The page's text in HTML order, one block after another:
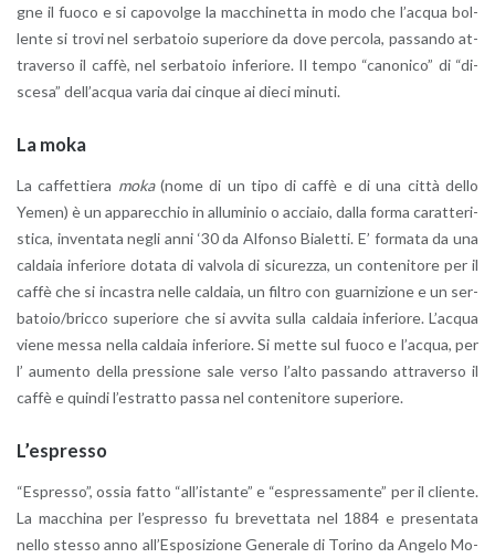
gne il fuoco e si ca­po­vol­ge la mac­chi­net­ta in modo che l’ac­qua bol­
len­te si trovi nel ser­ba­to­io su­pe­rio­re da dove per­co­la, pas­san­do at­
tra­ver­so il caffè, nel ser­ba­to­io in­fe­rio­re. Il tempo “ca­no­ni­co” di “di­
sce­sa” del­l’ac­qua varia dai cin­que ai dieci mi­nu­ti.
La moka
La caf­fet­tie­ra moka(nome di un tipo di caffè e di una città dello
Yemen) è un ap­pa­rec­chio in al­lu­mi­nio o ac­cia­io, dalla forma ca­rat­te­ri­
sti­ca, in­ven­ta­ta negli anni ‘30 da Al­fon­so Bia­let­ti. E’ for­ma­ta da una
cal­da­ia in­fe­rio­re do­ta­ta di val­vo­la di si­cu­rez­za, un con­te­ni­to­re per il
caffè che si in­ca­stra nelle cal­da­ia, un fil­tro con guar­ni­zio­ne e un ser­
ba­to­io/bric­co su­pe­rio­re che si av­vi­ta sulla cal­da­ia in­fe­rio­re. L’ac­qua
viene messa nella cal­da­ia in­fe­rio­re. Si mette sul fuoco e l’ac­qua, per
l’ au­men­to della pres­sio­ne sale verso l’al­to pas­san­do at­tra­ver­so il
caffè e quin­di l’e­strat­to passa nel con­te­ni­to­re su­pe­rio­re.
L’e­spres­so
“Espres­so”, ossia fatto “al­l’i­stan­te” e “espres­sa­men­te” per il clien­te.
La mac­chi­na per l’e­spres­so fu bre­vet­ta­ta nel 1884 e pre­sen­ta­ta
nello stes­so anno al­l’E­spo­si­zio­ne Ge­ne­ra­le di To­ri­no da An­ge­lo Mo­